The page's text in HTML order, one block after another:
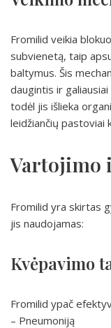
Fromilid veikia
subvienetą, taip
baltymus. Šis
daugintis ir
todėl jis išlieka
leidžiančių pastoviai
Vartojimo
Fromilid yra skirtas
jis naudojamas:
Kvėpavimo
Fromilid ypač
– Pneumoniją